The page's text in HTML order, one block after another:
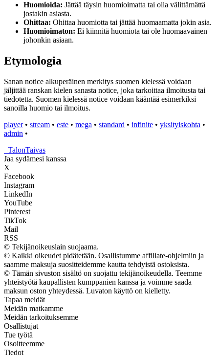
Huomioida: Jättää täysin huomioimatta tai olla välittämättä
jostakin asiasta.
Ohittaa: Ohittaa huomiotta tai jättää huomaamatta jokin asia.
Huomioimaton: Ei kiinnitä huomiota tai ole huomaavainen
johonkin asiaan.
Etymologia
Sanan notice alkuperäinen merkitys suomen kielessä voidaan
jäljittää ranskan kielen sanasta notice, joka tarkoittaa ilmoitusta tai
tiedotetta. Suomen kielessä notice voidaan kääntää esimerkiksi
sanoilla huomio tai ilmoitus.
player• stream • este • mega • standard • infinite • yksityiskohta •
admin •
TalonTaivas
Jaa sydämesi kanssa
X
Facebook
Instagram
LinkedIn
YouTube
Pinterest
TikTok
Mail
RSS
© Tekijänoikeuslain suojaama.
© Kaikki oikeudet pidätetään. Osallistumme affiliate-ohjelmiin ja
saamme maksuja suositteidemme kautta tehdyistä ostoksista.
© Tämän sivuston sisältö on suojattu tekijänoikeudella. Teemme
yhteistyötä kaupallisten kumppanien kanssa ja voimme saada
maksun oston yhteydessä. Luvaton käyttö on kielletty.
Tapaa meidät
Meidän matkamme
Meidän tarkoituksemme
Osallistujat
Tue työtä
Osoitteemme
Tiedot